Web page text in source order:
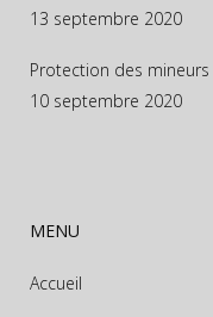
13 septembre 2020
Protection des mineurs
10 septembre 2020
MENU
Accueil